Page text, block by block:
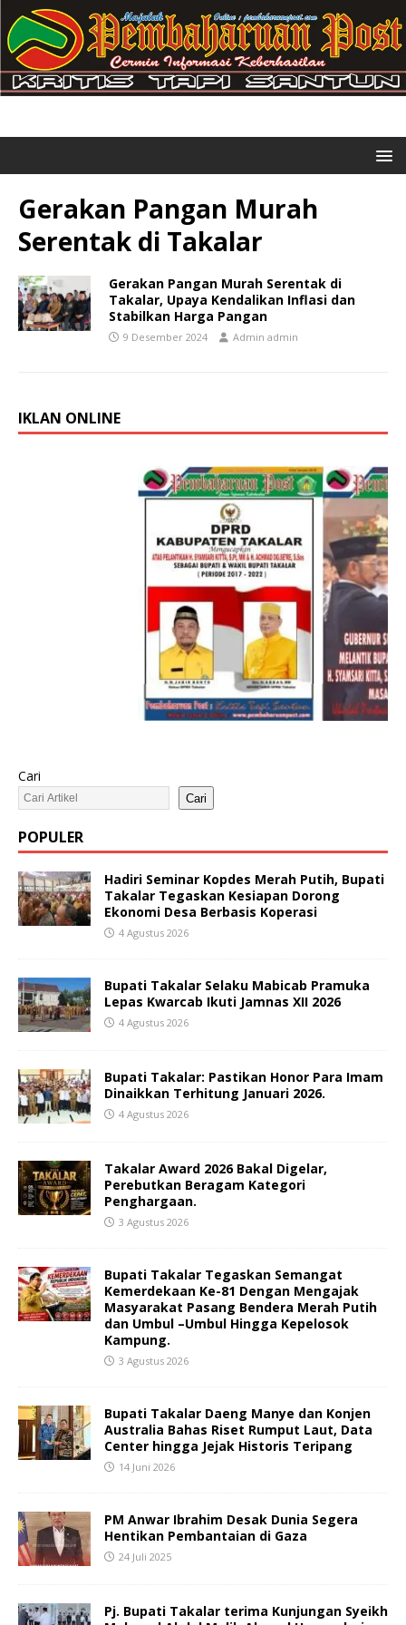
Gerakan Pangan Murah
Serentak di Takalar
Gerakan Pangan Murah Serentak di
Takalar, Upaya Kendalikan Inflasi dan
Stabilkan Harga Pangan
9 Desember 2024 Admin admin
IKLAN ONLINE
Cari
Cari
POPULER
Hadiri Seminar Kopdes Merah Putih, Bupati
Takalar Tegaskan Kesiapan Dorong
Ekonomi Desa Berbasis Koperasi
4 Agustus 2026
Bupati Takalar Selaku Mabicab Pramuka
Lepas Kwarcab Ikuti Jamnas XII 2026
4 Agustus 2026
Bupati Takalar: Pastikan Honor Para Imam
Dinaikkan Terhitung Januari 2026.
4 Agustus 2026
Takalar Award 2026 Bakal Digelar,
Perebutkan Beragam Kategori
Penghargaan.
3 Agustus 2026
Bupati Takalar Tegaskan Semangat
Kemerdekaan Ke-81 Dengan Mengajak
Masyarakat Pasang Bendera Merah Putih
dan Umbul –Umbul Hingga Kepelosok
Kampung.
3 Agustus 2026
Bupati Takalar Daeng Manye dan Konjen
Australia Bahas Riset Rumput Laut, Data
Center hingga Jejak Historis Teripang
14 Juni 2026
PM Anwar Ibrahim Desak Dunia Segera
Hentikan Pembantaian di Gaza
24 Juli 2025
Pj. Bupati Takalar terima Kunjungan Syeikh